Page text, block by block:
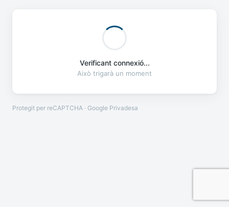
Verificant connexió...
Això trigarà un moment
Protegit per reCAPTCHA · Google Privadesa